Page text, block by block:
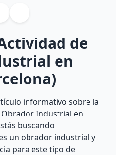
de
en
informativo sobre la
Obrador Industrial en
buscando
un obrador industrial y
para este tipo de